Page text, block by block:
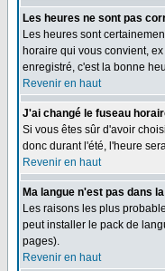
Les heures ne sont pas
Les heures sont
horaire qui vous convient,
enregistré, c'est la bonne
Revenir en haut
J'ai changé le fuseau
Si vous êtes sûr d'avoir
donc durant l'été, l'heure
Revenir en haut
Ma langue n'est pas dans
Les raisons les plus
peut installer le pack de
pages).
Revenir en haut